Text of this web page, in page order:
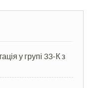
у групі 33-К з